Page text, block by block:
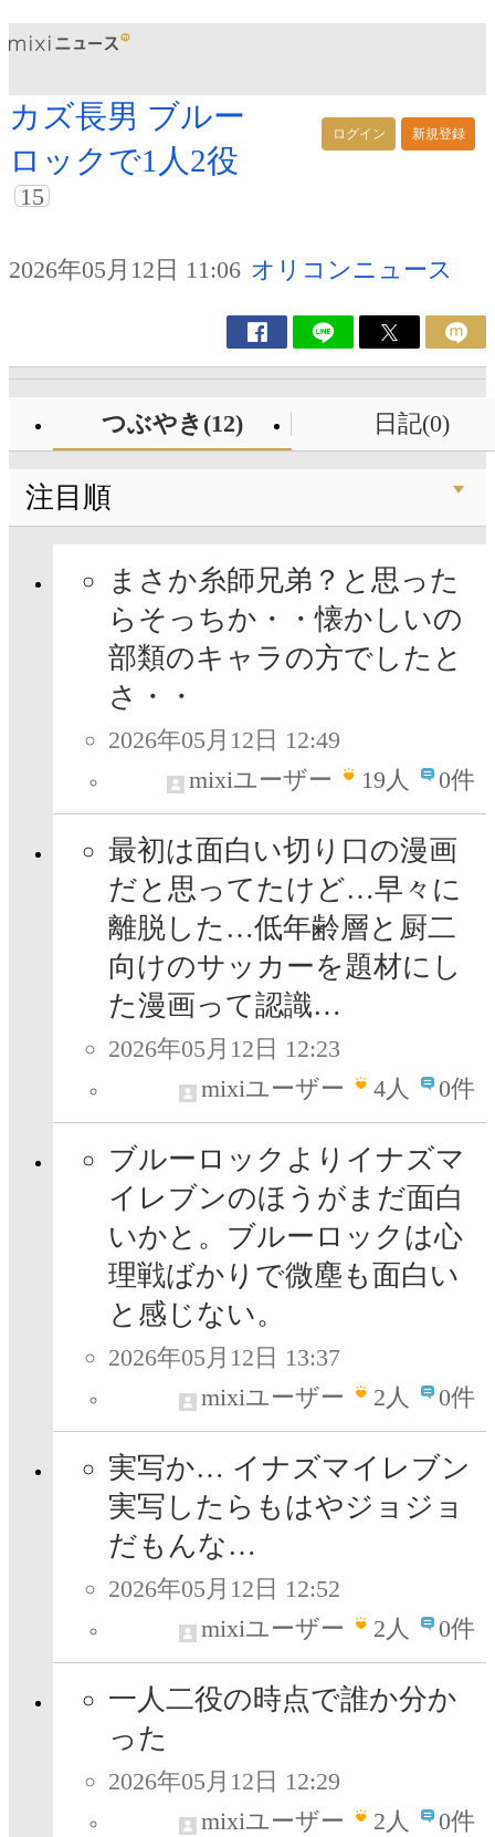
ログイン 新規登録
カズ長男 ブルー
ロックで1人2役
15
2026年05月12日 11:06 オリコンニュース
つぶやき(12) 日記(0)
注目順
まさか糸師兄弟？と思った
らそっちか・・懐かしいの
部類のキャラの方でしたと
さ・・
2026年05月12日 12:49
mixiユーザー
19人 0件
最初は面白い切り口の漫画
だと思ってたけど…早々に
離脱した…低年齢層と厨二
向けのサッカーを題材にし
た漫画って認識…
2026年05月12日 12:23
mixiユーザー
4人 0件
ブルーロックよりイナズマ
イレブンのほうがまだ面白
いかと。ブルーロックは心
理戦ばかりで微塵も面白い
と感じない。
2026年05月12日 13:37
mixiユーザー
2人 0件
実写か… イナズマイレブン
実写したらもはやジョジョ
だもんな…
2026年05月12日 12:52
mixiユーザー
2人 0件
一人二役の時点で誰か分か
った
2026年05月12日 12:29
mixiユーザー
2人 0件